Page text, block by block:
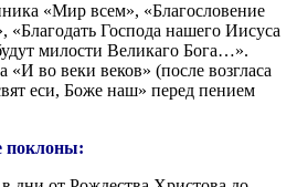
«Мир всем», «Благословение
«Благодать Господа нашего Иисуса
милости Великаго Бога…».
«И во веки веков» (после возгласа
еси, Боже наш» перед пением
поклоны: